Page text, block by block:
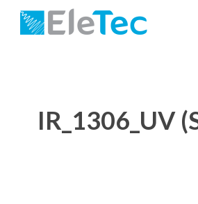
Salta
IR_1306_UV